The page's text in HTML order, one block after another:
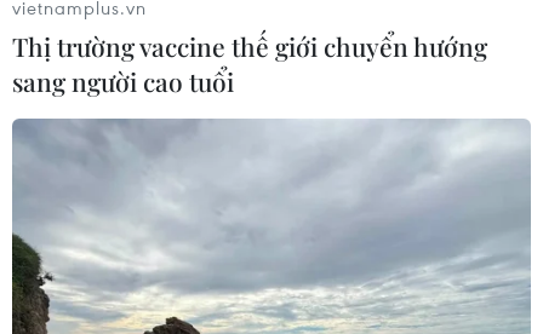
Mỹ điều tra vụ hơn 100 người nhiễm ký
sinh trùng nghi do ăn salad
13/07/2018 03:29
vietnamplus.vn
Thị trường vaccine thế giới chuyển hướng
sang người cao tuổi